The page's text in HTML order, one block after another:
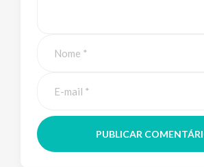
PUBLICAR